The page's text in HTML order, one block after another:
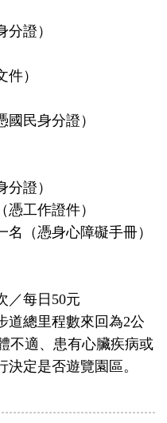
證）
）
民身分證）
證）
工作證件）
（憑身心障礙手冊）
／每日50元
總里程數來回為2公
不適、患有心臟疾病或
定是否遊覽園區。